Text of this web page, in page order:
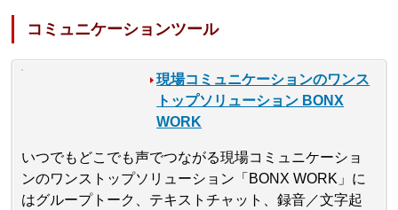
コミュニケーションツール
現場コミュニケーションのワンス
トップソリューション BONX
WORK
いつでもどこでも声でつながる現場コミュニケーショ
ンのワンストップソリューション「BONX WORK」に
はグループトーク、テキストチャット、録音／文字起